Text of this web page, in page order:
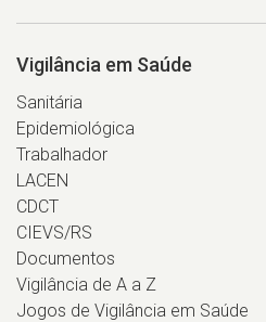
Vigilância em Saúde
Sanitária
Epidemiológica
Trabalhador
LACEN
CDCT
CIEVS/RS
Documentos
Vigilância de A a Z
Jogos de Vigilância em Saúde